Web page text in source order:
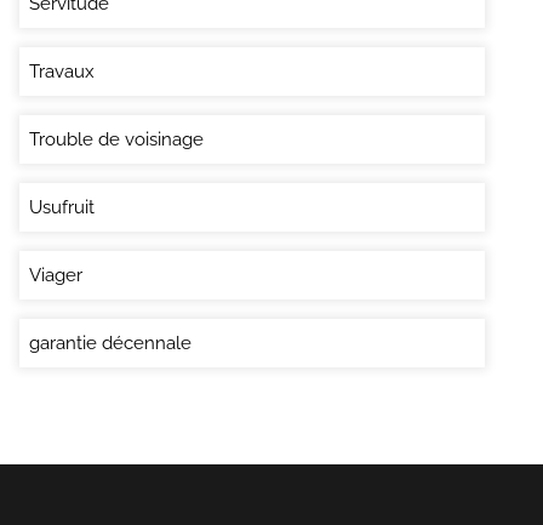
Travaux
Trouble de voisinage
Usufruit
Viager
garantie décennale